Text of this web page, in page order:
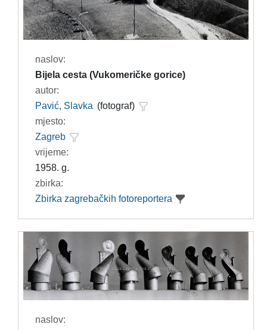
naslov:
Bijela cesta (Vukomeričke gorice)
autor:
Pavić, Slavka (fotograf)
mjesto:
Zagreb
vrijeme:
1958. g.
zbirka:
Zbirka zagrebačkih fotoreportera
naslov: